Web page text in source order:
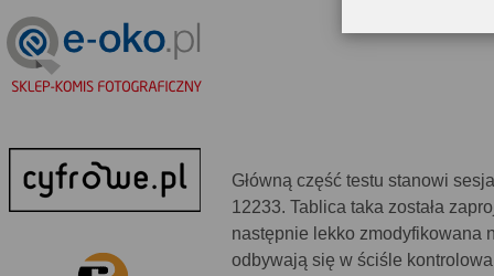
Główną część testu stanowi
12233. Tablica taka została
następnie lekko zmodyfikowana
odbywają się w ściśle